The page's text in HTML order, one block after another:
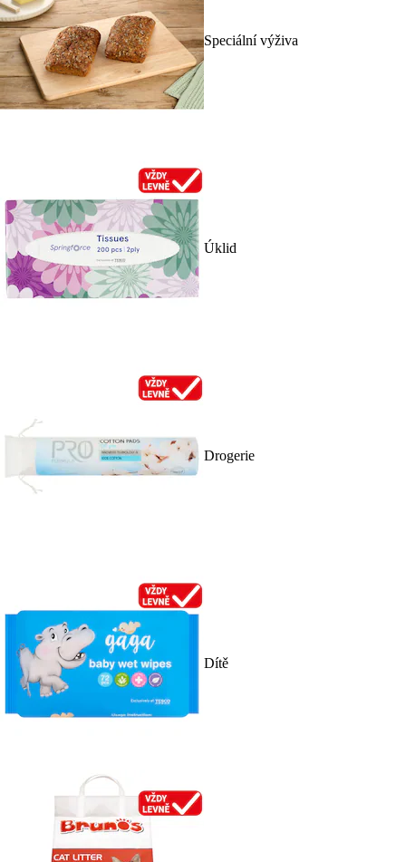
Speciální výživa
Úklid
Drogerie
Dítě